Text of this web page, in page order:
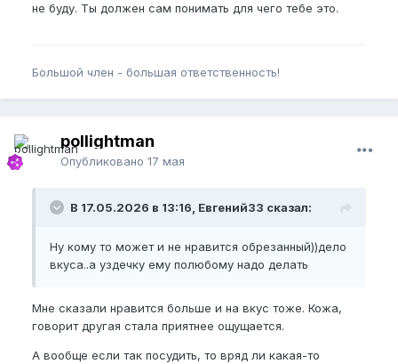
не буду. Ты должен сам понимать для чего тебе это.
Большой член - большая ответственность!
pollightman
Опубликовано 17 мая
В 17.05.2026 в 13:16, Евгений33 сказал:
Ну кому то может и не нравится обрезанный))дело
вкуса..а уздечку ему полюбому надо делать
Мне сказали нравится больше и на вкус тоже. Кожа,
говорит другая стала приятнее ощущается.
А вообще если так посудить, то вряд ли какая-то